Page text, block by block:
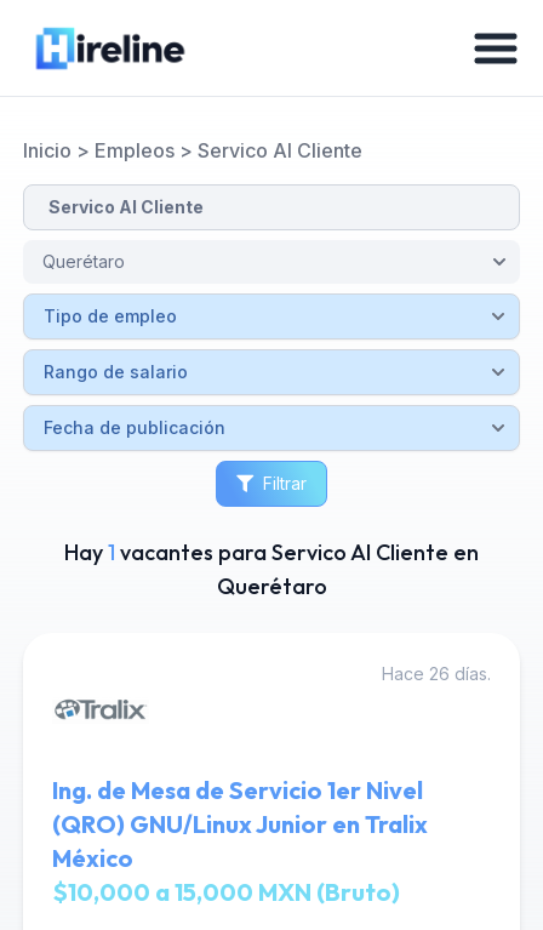
Inicio > Empleos> Servico Al Cliente
Filtrar
Hay1 vacantes para Servico Al Cliente en
Querétaro
Hace 26 días.
Ing. de Mesa de Servicio 1er Nivel
(QRO) GNU/Linux Junior en Tralix
México
$10,000 a 15,000 MXN (Bruto)